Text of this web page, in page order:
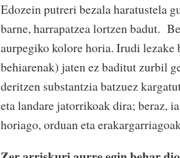
Edozein putreri bezala haratustela
barne, harrapatzea lortzen badut.
aurpegiko kolore horia. Irudi lezake
behiarenak) jaten ez baditut zurbil
deritzen substantzia batzuez
eta landare jatorrikoak dira; beraz,
horiago, orduan eta